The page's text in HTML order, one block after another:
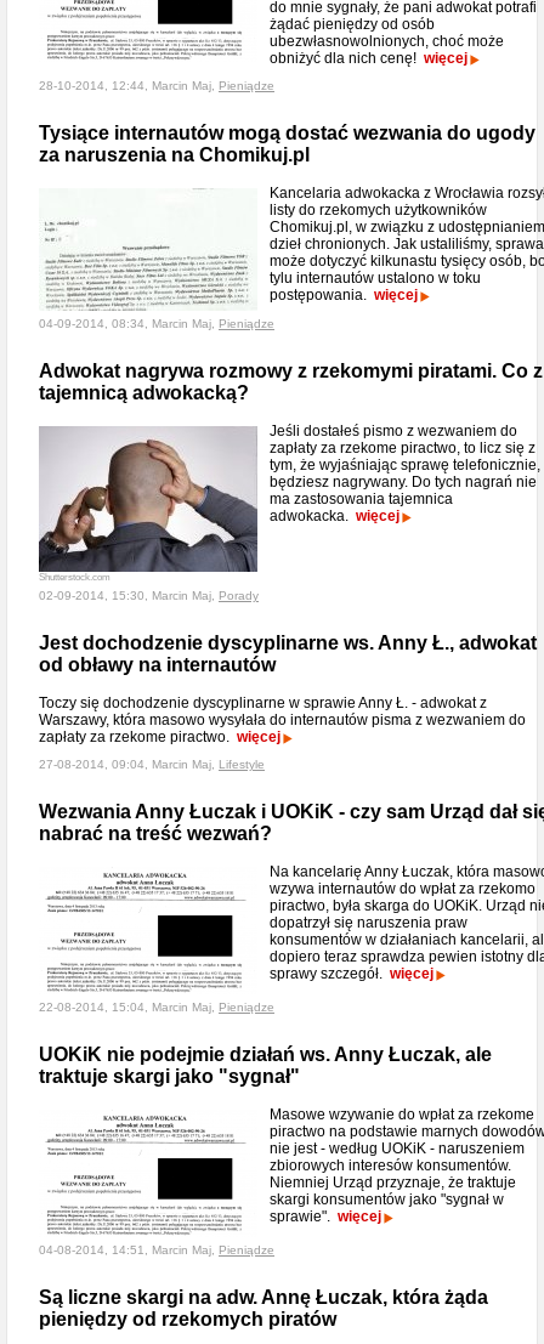
do mnie sygnały, że pani adwokat potrafi
żądać pieniędzy od osób
ubezwłasnowolnionych, choć może
obniżyć dla nich cenę! więcej
28-10-2014, 12:44, Marcin Maj, Pieniądze
Tysiące internautów mogą dostać wezwania do ugody
za naruszenia na Chomikuj.pl
Kancelaria adwokacka z Wrocławia
listy do rzekomych użytkowników
Chomikuj.pl, w związku z udostępnianiem
dzieł chronionych. Jak ustaliliśmy, sprawa
może dotyczyć kilkunastu tysięcy osób,
tylu internautów ustalono w toku
postępowania. więcej
04-09-2014, 08:34, Marcin Maj, Pieniądze
Adwokat nagrywa rozmowy z rzekomymi piratami. Co z
tajemnicą adwokacką?
Shutterstock.com
Jeśli dostałeś pismo z wezwaniem do
zapłaty za rzekome piractwo, to licz się z
tym, że wyjaśniając sprawę telefonicznie,
będziesz nagrywany. Do tych nagrań nie
ma zastosowania tajemnica
adwokacka. więcej
02-09-2014, 15:30, Marcin Maj, Porady
Jest dochodzenie dyscyplinarne ws. Anny Ł., adwokat
od obławy na internautów
Toczy się dochodzenie dyscyplinarne w sprawie Anny Ł. - adwokat z
Warszawy, która masowo wysyłała do internautów pisma z wezwaniem do
zapłaty za rzekome piractwo. więcej
27-08-2014, 09:04, Marcin Maj, Lifestyle
Wezwania Anny Łuczak i UOKiK - czy sam Urząd dał
nabrać na treść wezwań?
Na kancelarię Anny Łuczak, która
wzywa internautów do wpłat za rzekomo
piractwo, była skarga do UOKiK. Urząd
dopatrzył się naruszenia praw
konsumentów w działaniach kancelarii,
dopiero teraz sprawdza pewien istotny
sprawy szczegół. więcej
22-08-2014, 15:04, Marcin Maj, Pieniądze
UOKiK nie podejmie działań ws. Anny Łuczak, ale
traktuje skargi jako "sygnał"
Masowe wzywanie do wpłat za rzekome
piractwo na podstawie marnych
nie jest - według UOKiK - naruszeniem
zbiorowych interesów konsumentów.
Niemniej Urząd przyznaje, że traktuje
skargi konsumentów jako "sygnał w
sprawie". więcej
04-08-2014, 14:51, Marcin Maj, Pieniądze
Są liczne skargi na adw. Annę Łuczak, która żąda
pieniędzy od rzekomych piratów